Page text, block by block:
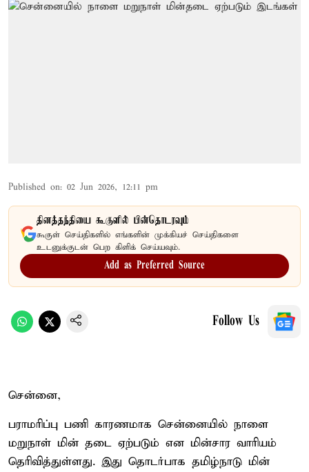
Published on: 02 Jun 2026, 12:11 pm
தினத்தந்தியை கூகுளில் பின்தொடரவும்
கூகுள் செய்திகளில் எங்களின் முக்கியச் செய்திகளை
உடனுக்குடன் பெற கிளிக் செய்யவும்.
Add as Preferred Source
Follow Us
சென்னை,
பராமரிப்பு பணி காரணமாக சென்னையில் நாளை
மறுநாள் மின் தடை ஏற்படும் என மின்சார வாரியம்
தெரிவித்துள்ளது. இது தொடர்பாக தமிழ்நாடு மின்